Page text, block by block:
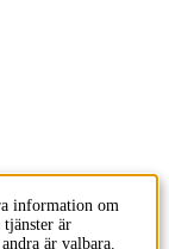
information om
tjänster är
är valbara.